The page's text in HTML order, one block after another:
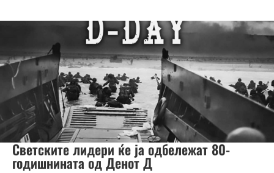
Светските лидери ќе ја одбележат 80-
годишнината од Денот Д